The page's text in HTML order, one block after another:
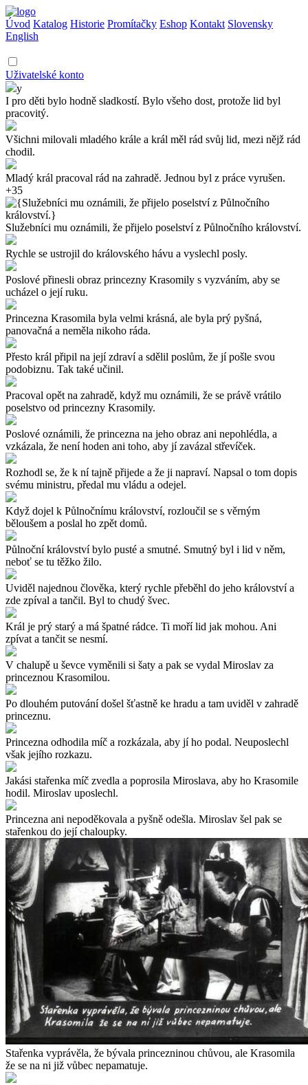
Úvod Katalog Historie Promítačky Eshop Kontakt Slovensky
English
Uživatelské konto
y
I pro děti bylo hodně sladkostí. Bylo všeho dost, protože lid byl
pracovitý.
Všichni milovali mladého krále a král měl rád svůj lid, mezi nějž rád
chodil.
Mladý král pracoval rád na zahradě. Jednou byl z práce vyrušen.
+35
Služebníci mu oznámili, že přijelo poselství z Půlnočního království.
Rychle se ustrojil do královského hávu a vyslechl posly.
Poslové přinesli obraz princezny Krasomily s vyzváním, aby se
ucházel o její ruku.
Princezna Krasomila byla velmi krásná, ale byla prý pyšná,
panovačná a neměla nikoho ráda.
Přesto král připil na její zdraví a sdělil poslům, že jí pošle svou
podobiznu. Tak také učinil.
Pracoval opět na zahradě, když mu oznámili, že se právě vrátilo
poselstvo od princezny Krasomily.
Poslové oznámili, že princezna na jeho obraz ani nepohlédla, a
vzkázala, že není hoden ani toho, aby jí zavázal střevíček.
Rozhodl se, že k ní tajně přijede a že ji napraví. Napsal o tom dopis
svému ministru, předal mu vládu a odejel.
Když dojel k Půlnočnímu království, rozloučil se s věrným
běloušem a poslal ho zpět domů.
Půlnoční království bylo pusté a smutné. Smutný byl i lid v něm,
neboť se tu těžko žilo.
Uviděl najednou člověka, který rychle přeběhl do jeho království a
zde zpíval a tančil. Byl to chudý švec.
Král je prý starý a má špatné rádce. Ti moří lid jak mohou. Ani
zpívat a tančit se nesmí.
V chalupě u ševce vyměnili si šaty a pak se vydal Miroslav za
princeznou Krasomilou.
Po dlouhém putování došel šťastně ke hradu a tam uviděl v zahradě
princeznu.
Princezna odhodila míč a rozkázala, aby jí ho podal. Neuposlechl
však jejího rozkazu.
Jakási stařenka míč zvedla a poprosila Miroslava, aby ho Krasomile
hodil. Miroslav uposlechl.
Princezna ani nepoděkovala a pyšně odešla. Miroslav šel pak se
stařenkou do její chaloupky.
Stařenka vyprávěla, že bývala princezninou chůvou, ale Krasomila
že se na ni již vůbec nepamatuje.